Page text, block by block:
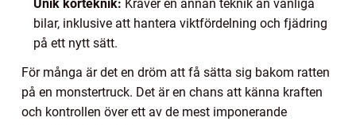
Unik körteknik: Kräver en annan teknik än vanliga
bilar, inklusive att hantera viktfördelning och fjädring
på ett nytt sätt.
För många är det en dröm att få sätta sig bakom ratten
på en monstertruck. Det är en chans att känna kraften
och kontrollen över ett av de mest imponerande